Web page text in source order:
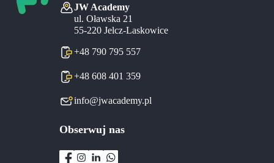
JW Academy
ul. Oławska 21
55-220 Jelcz-Laskowice
+48 790 795 557
+48 608 401 359
info@jwacademy.pl
Obserwuj nas